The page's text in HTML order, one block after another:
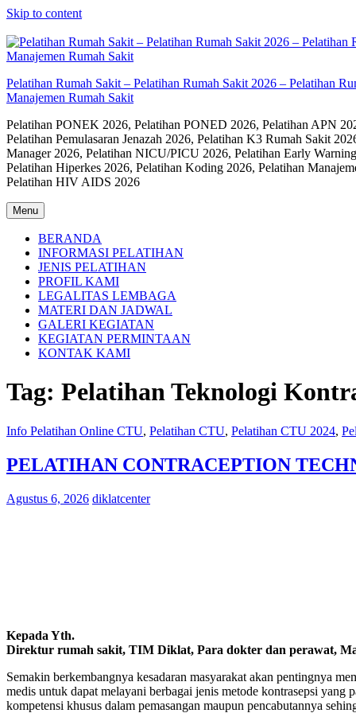
Skip to content
Pelatihan Rumah Sakit – Pelatihan Rumah Sakit 2026 – Pelatihan
Manajemen Rumah Sakit
Pelatihan PONEK 2026, Pelatihan PONED 2026, Pelatihan APN
Pelatihan Pemulasaran Jenazah 2026, Pelatihan K3 Rumah Sakit
Manager 2026, Pelatihan NICU/PICU 2026, Pelatihan Early
Pelatihan Hiperkes 2026, Pelatihan Koding 2026, Pelatihan
Pelatihan HIV AIDS 2026
Menu
BERANDA
INFORMASI PELATIHAN
JENIS PELATIHAN
PROFIL KAMI
LEGALITAS LEMBAGA
MATERI DAN JADWAL
GALERI KEGIATAN
KEGIATAN PERMINTAAN
KONTAK KAMI
Tag: Pelatihan Teknologi
Info Pelatihan Online CTU, Pelatihan CTU, Pelatihan CTU 2024,
PELATIHAN CONTRACEPTION
Agustus 6, 2026 diklatcenter
Kepada Yth.
Direktur rumah sakit, TIM Diklat, Para dokter dan perawat,
Semakin berkembangnya kesadaran masyarakat akan pentingnya
medis untuk dapat melayani berbagai jenis metode kontrasepsi
kompetensi khusus dalam pemasangan maupun pencabutannya